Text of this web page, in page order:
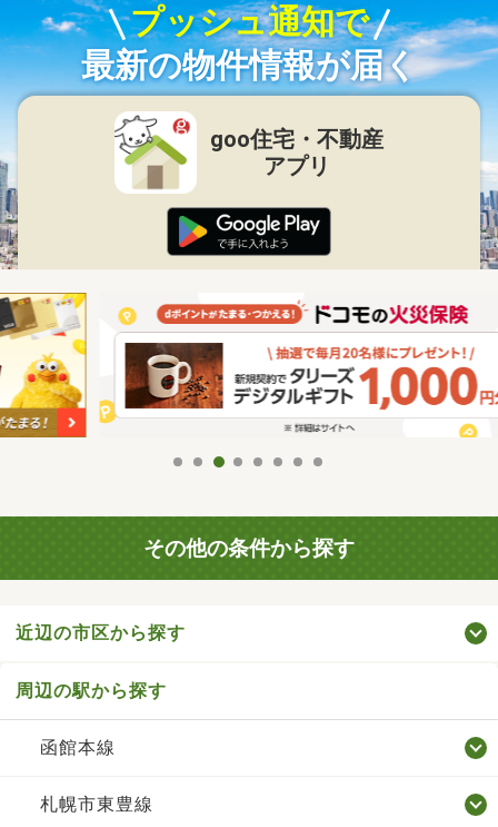
プッシュ通知で
最新の物件情報が届く
goo住宅・不動産
アプリ
その他の条件から探す
近辺の市区から探す
周辺の駅から探す
函館本線
札幌市東豊線